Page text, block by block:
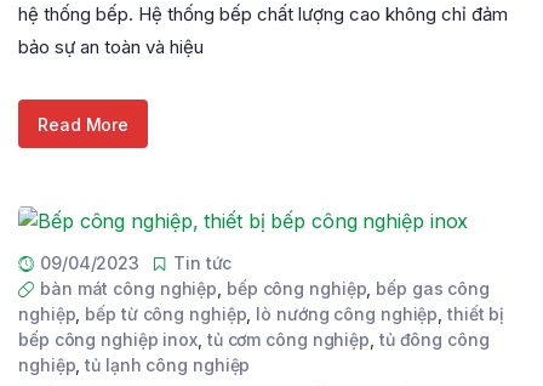
hệ thống bếp. Hệ thống bếp chất lượng cao không chỉ đảm
bảo sự an toàn và hiệu
Read More
09/04/2023
Tin tức
bàn mát công nghiệp bếp công nghiệp bếp gas công
nghiệp bếp từ công nghiệp lò nướng công nghiệp ,thiết bị
bếp công nghiệp inox tủ cơm công nghiệp tủ đông công
nghiệp ,tủ lạnh công nghiệp